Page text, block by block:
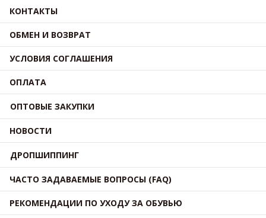
КОНТАКТЫ
ОБМЕН И ВОЗВРАТ
УСЛОВИЯ СОГЛАШЕНИЯ
ОПЛАТА
ОПТОВЫЕ ЗАКУПКИ
НОВОСТИ
ДРОПШИППИНГ
ЧАСТО ЗАДАВАЕМЫЕ ВОПРОСЫ (FAQ)
РЕКОМЕНДАЦИИ ПО УХОДУ ЗА ОБУВЬЮ